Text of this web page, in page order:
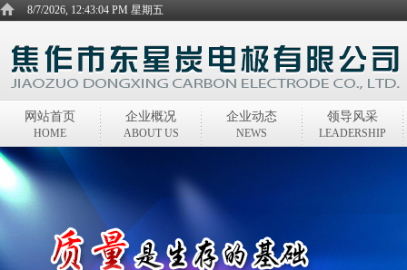
8/7/2026, 12:43:04 PM 星期五
网站首页
HOME
企业概况
ABOUT US
企业动态
NEWS
领导风采
LEADERSHIP